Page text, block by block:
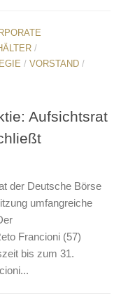
/
/ VORSTAND /
Aufsichtsrat
der Deutsche Börse
umfangreiche
Francioni (57)
bis zum 31.